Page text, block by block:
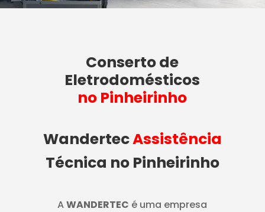
Conserto de
Eletrodomésticos
no Pinheirinho
WandertecAssistência
Técnica no Pinheirinho
AWANDERTEC é uma empresa